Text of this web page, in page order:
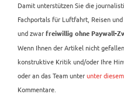
Damit unterstützen Sie die
Fachportals für Luftfahrt, Reisen
und zwar freiwillig ohne Paywall-
Wenn Ihnen der Artikel nicht
konstruktive Kritik und/oder Ihre
oder an das Team unterunter
Kommentare.